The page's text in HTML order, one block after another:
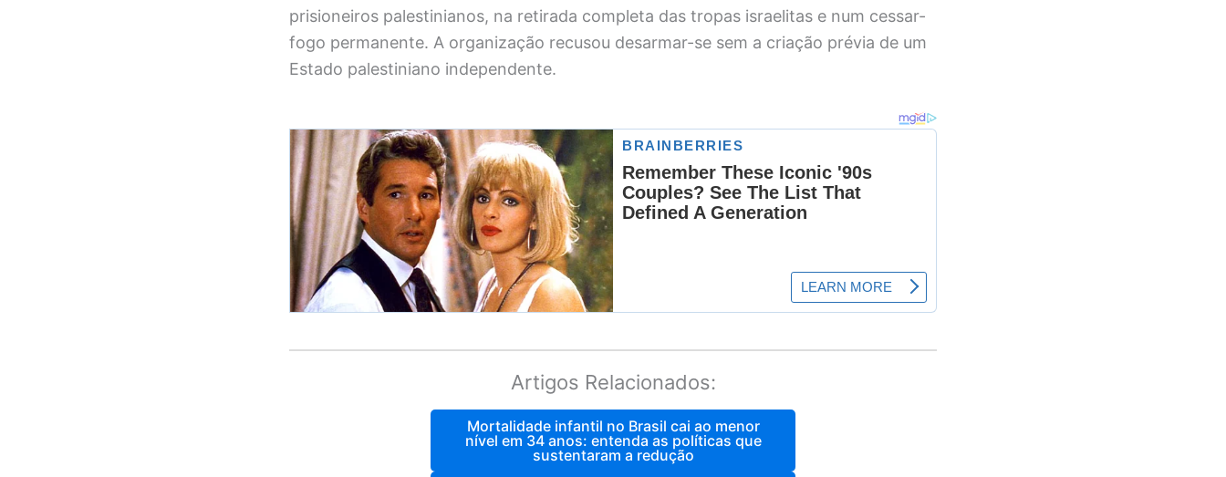
prisioneiros palestinianos, na retirada completa das tropas israelitas e num cessar-
fogo permanente. A organização recusou desarmar-se sem a criação prévia de um
Estado palestiniano independente.
Artigos Relacionados:
Mortalidade infantil no Brasil cai ao menor
nível em 34 anos: entenda as políticas que
sustentaram a redução